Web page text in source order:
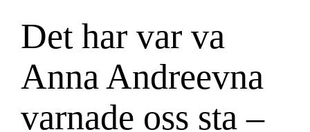
Det har var va
Anna Andreevna
varnade oss sta –